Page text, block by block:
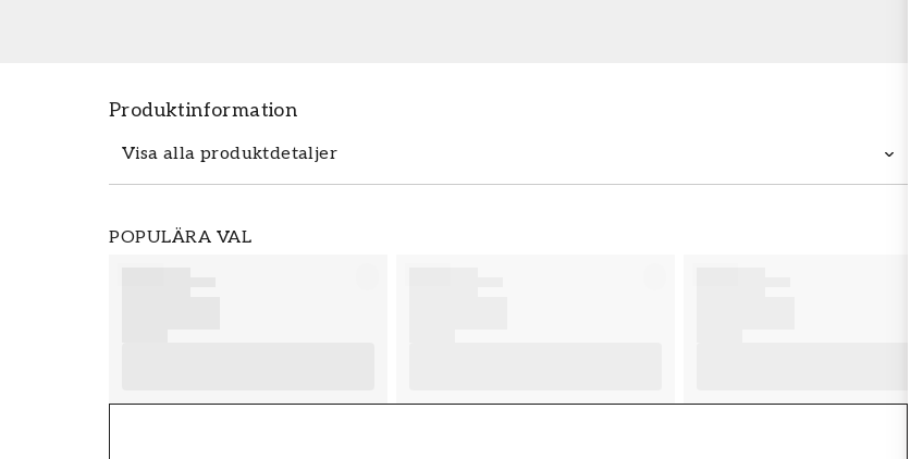
Produktinformation
Visa alla produktdetaljer
POPULÄRA VAL